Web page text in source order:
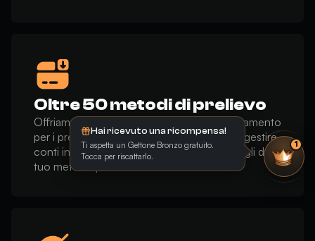
Oltre 50 metodi di prelievo
Offriamo un'ampia gamma di metodi di pagamento
per i prelievi, così non devi preoccuparti di gestire
conti in valute diverse. Basta inserire i dettagli del
tuo metodo preferito et voilà.
Hai ricevuto una ricompensa!
Ti aspetta un Gettone Bronzo gratuito.
Tocca per riscattarlo.
1